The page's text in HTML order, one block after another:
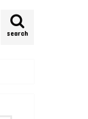
search